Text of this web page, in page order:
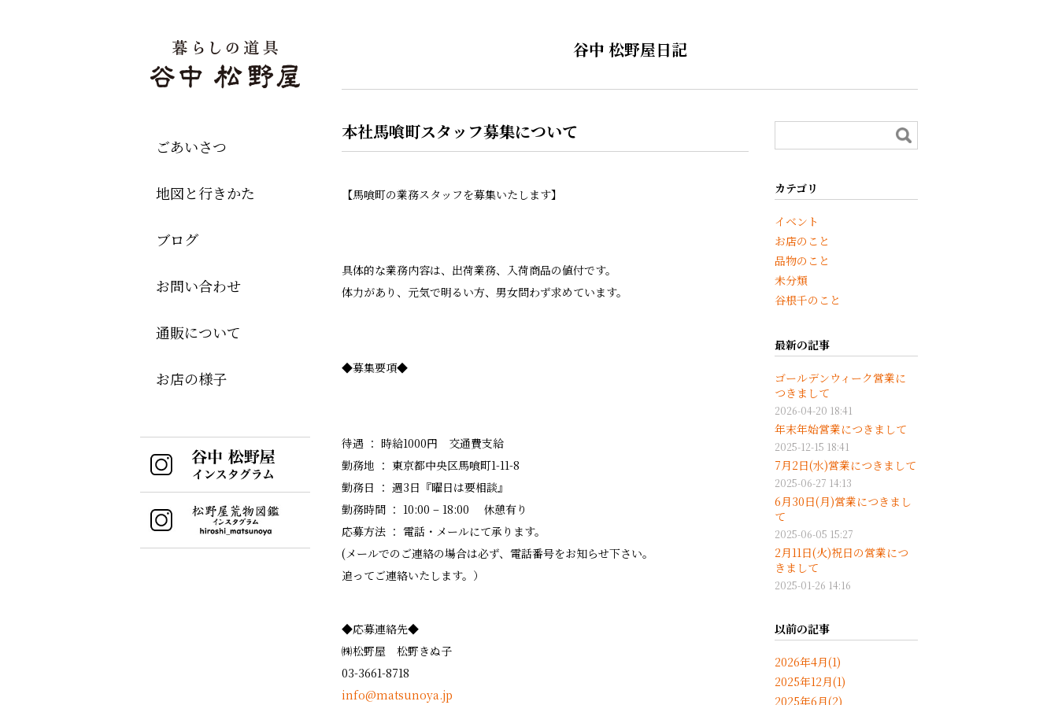
ごあいさつ
地図と行きかた
ブログ
お問い合わせ
通販について
お店の様子
谷中 松野屋日記
本社馬喰町スタッフ募集について
【馬喰町の業務スタッフを募集いたします】
具体的な業務内容は、出荷業務、入荷商品の値付です。
体力があり、元気で明るい方、男女問わず求めています。
◆募集要項◆
待遇 ： 時給1000円 交通費支給
勤務地 ： 東京都中央区馬喰町1-11-8
勤務日 ： 週3日『曜日は要相談』
勤務時間 ： 10:00 – 18:00 休憩有り
応募方法 ： 電話・メールにて承ります。
(メールでのご連絡の場合は必ず、電話番号をお知らせ下さい。
追ってご連絡いたします。）
◆応募連絡先◆
㈱松野屋 松野きぬ子
03-3661-8718
info@matsunoya.jp
カテゴリ
イベント
お店のこと
品物のこと
未分類
谷根千のこと
最新の記事
ゴールデンウィーク営業に
つきまして
2026-04-20 18:41
年末年始営業につきまして
2025-12-15 18:41
7月2日(水)営業につきまして
2025-06-27 14:13
6月30日(月)営業につきまし
て
2025-06-05 15:27
2月11日(火)祝日の営業につ
きまして
2025-01-26 14:16
以前の記事
2026年4月(1)
2025年12月(1)
2025年6月(2)